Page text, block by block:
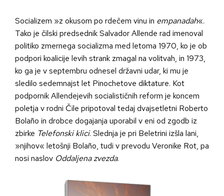
Socializem »z okusom po rdečem vinu in empanadah«.
Tako je čilski predsednik Salvador Allende rad imenoval
politiko zmernega socializma med letoma 1970, ko je ob
podpori koalicije levih strank zmagal na volitvah, in 1973,
ko ga je v septembru odnesel državni udar, ki mu je
sledilo sedemnajst let Pinochetove diktature. Kot
podpornik Allendejevih socialističnih reform je koncem
poletja v rodni Čile pripotoval tedaj dvajsetletni Roberto
Bolaño in drobce dogajanja uporabil v eni od zgodb iz
zbirke Telefonski klici. Slednja je pri Beletrini izšla lani,
»njihov« letošnji Bolaño, tudi v prevodu Veronike Rot, pa
nosi naslov Oddaljena zvezda.